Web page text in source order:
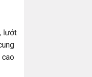
lướt
cao